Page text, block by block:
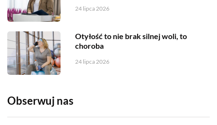
24 lipca 2026
Otyłość to nie brak silnej woli, to
choroba
24 lipca 2026
Obserwuj nas